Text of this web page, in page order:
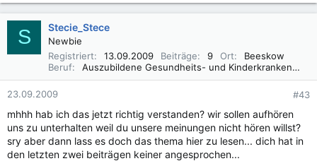
S Stecie_Stece
Newbie
Registriert
13.09.2009 Beiträge 9 Ort
Beeskow
Beruf
Auszubildene Gesundheits- und Kinderkrankenschwester
23.09.2009 #43
mhhh hab ich das jetzt richtig verstanden? wir sollen aufhören
uns zu unterhalten weil du unsere meinungen nicht hören willst?
sry aber dann lass es doch das thema hier zu lesen... dich hat in
den letzten zwei beiträgen keiner angesprochen...